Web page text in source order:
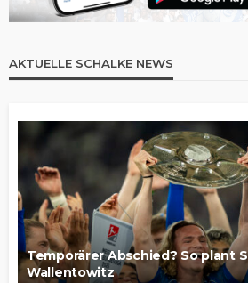
AKTUELLE SCHALKE NEWS
Temporärer Abschied? So plant
Wallentowitz